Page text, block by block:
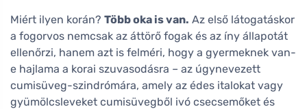
Miért ilyen korán? Több oka is van. Az első látogatáskor
a fogorvos nemcsak az áttörő fogak és az íny állapotát
ellenőrzi, hanem azt is felméri, hogy a gyermeknek van-
e hajlama a korai szuvasodásra – az úgynevezett
cumisüveg-szindrómára, amely az édes italokat vagy
gyümölcsleveket cumisüvegből ivó csecsemőket és